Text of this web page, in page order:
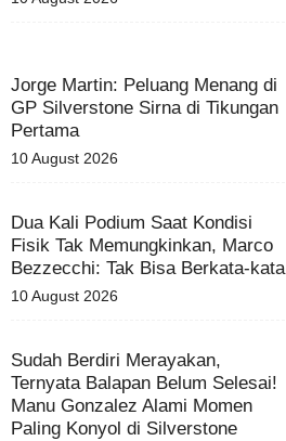
Jorge Martin: Peluang Menang di
GP Silverstone Sirna di Tikungan
Pertama
10 August 2026
Dua Kali Podium Saat Kondisi
Fisik Tak Memungkinkan, Marco
Bezzecchi: Tak Bisa Berkata-kata
10 August 2026
Sudah Berdiri Merayakan,
Ternyata Balapan Belum Selesai!
Manu Gonzalez Alami Momen
Paling Konyol di Silverstone